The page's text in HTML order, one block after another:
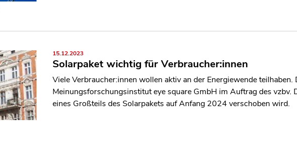
15.12.2023
Solarpaket wichtig für Verbraucher:innen
Viele Verbraucher:innen wollen aktiv an der Energiewende
Meinungsforschungsinstitut eye square GmbH im Auftrag des vzbv.
eines Großteils des Solarpakets auf Anfang 2024 verschoben wird.